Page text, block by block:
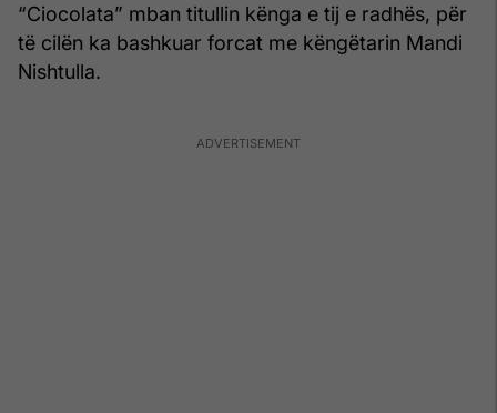
“Ciocolata” mban titullin kënga e tij e radhës, për
të cilën ka bashkuar forcat me këngëtarin Mandi
Nishtulla.